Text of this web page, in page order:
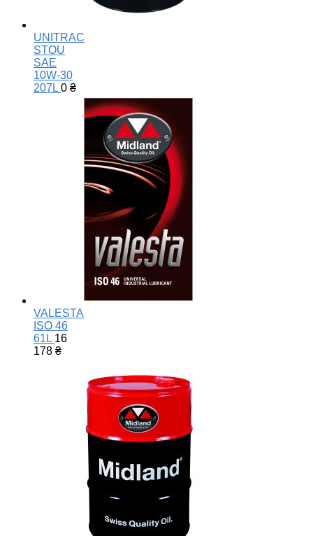
UNITRAC
STOU
SAE
10W-30
207L 0 ₴
VALESTA
ISO 46
61L 16
178 ₴